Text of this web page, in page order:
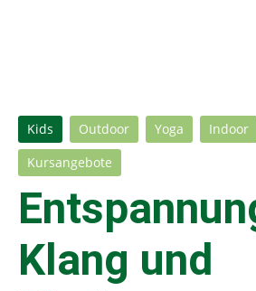
Kids Outdoor Yoga Indoor
Kursangebote
Klang und